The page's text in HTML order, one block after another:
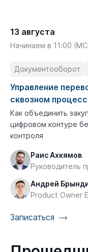
13 августа
Начинаем в 11:00
Документооборот
Управление
сквозном
Как объединить
цифровом контуре
контроля
Раис Ахкямов
Руководитель
Андрей
Product Owner
Записаться